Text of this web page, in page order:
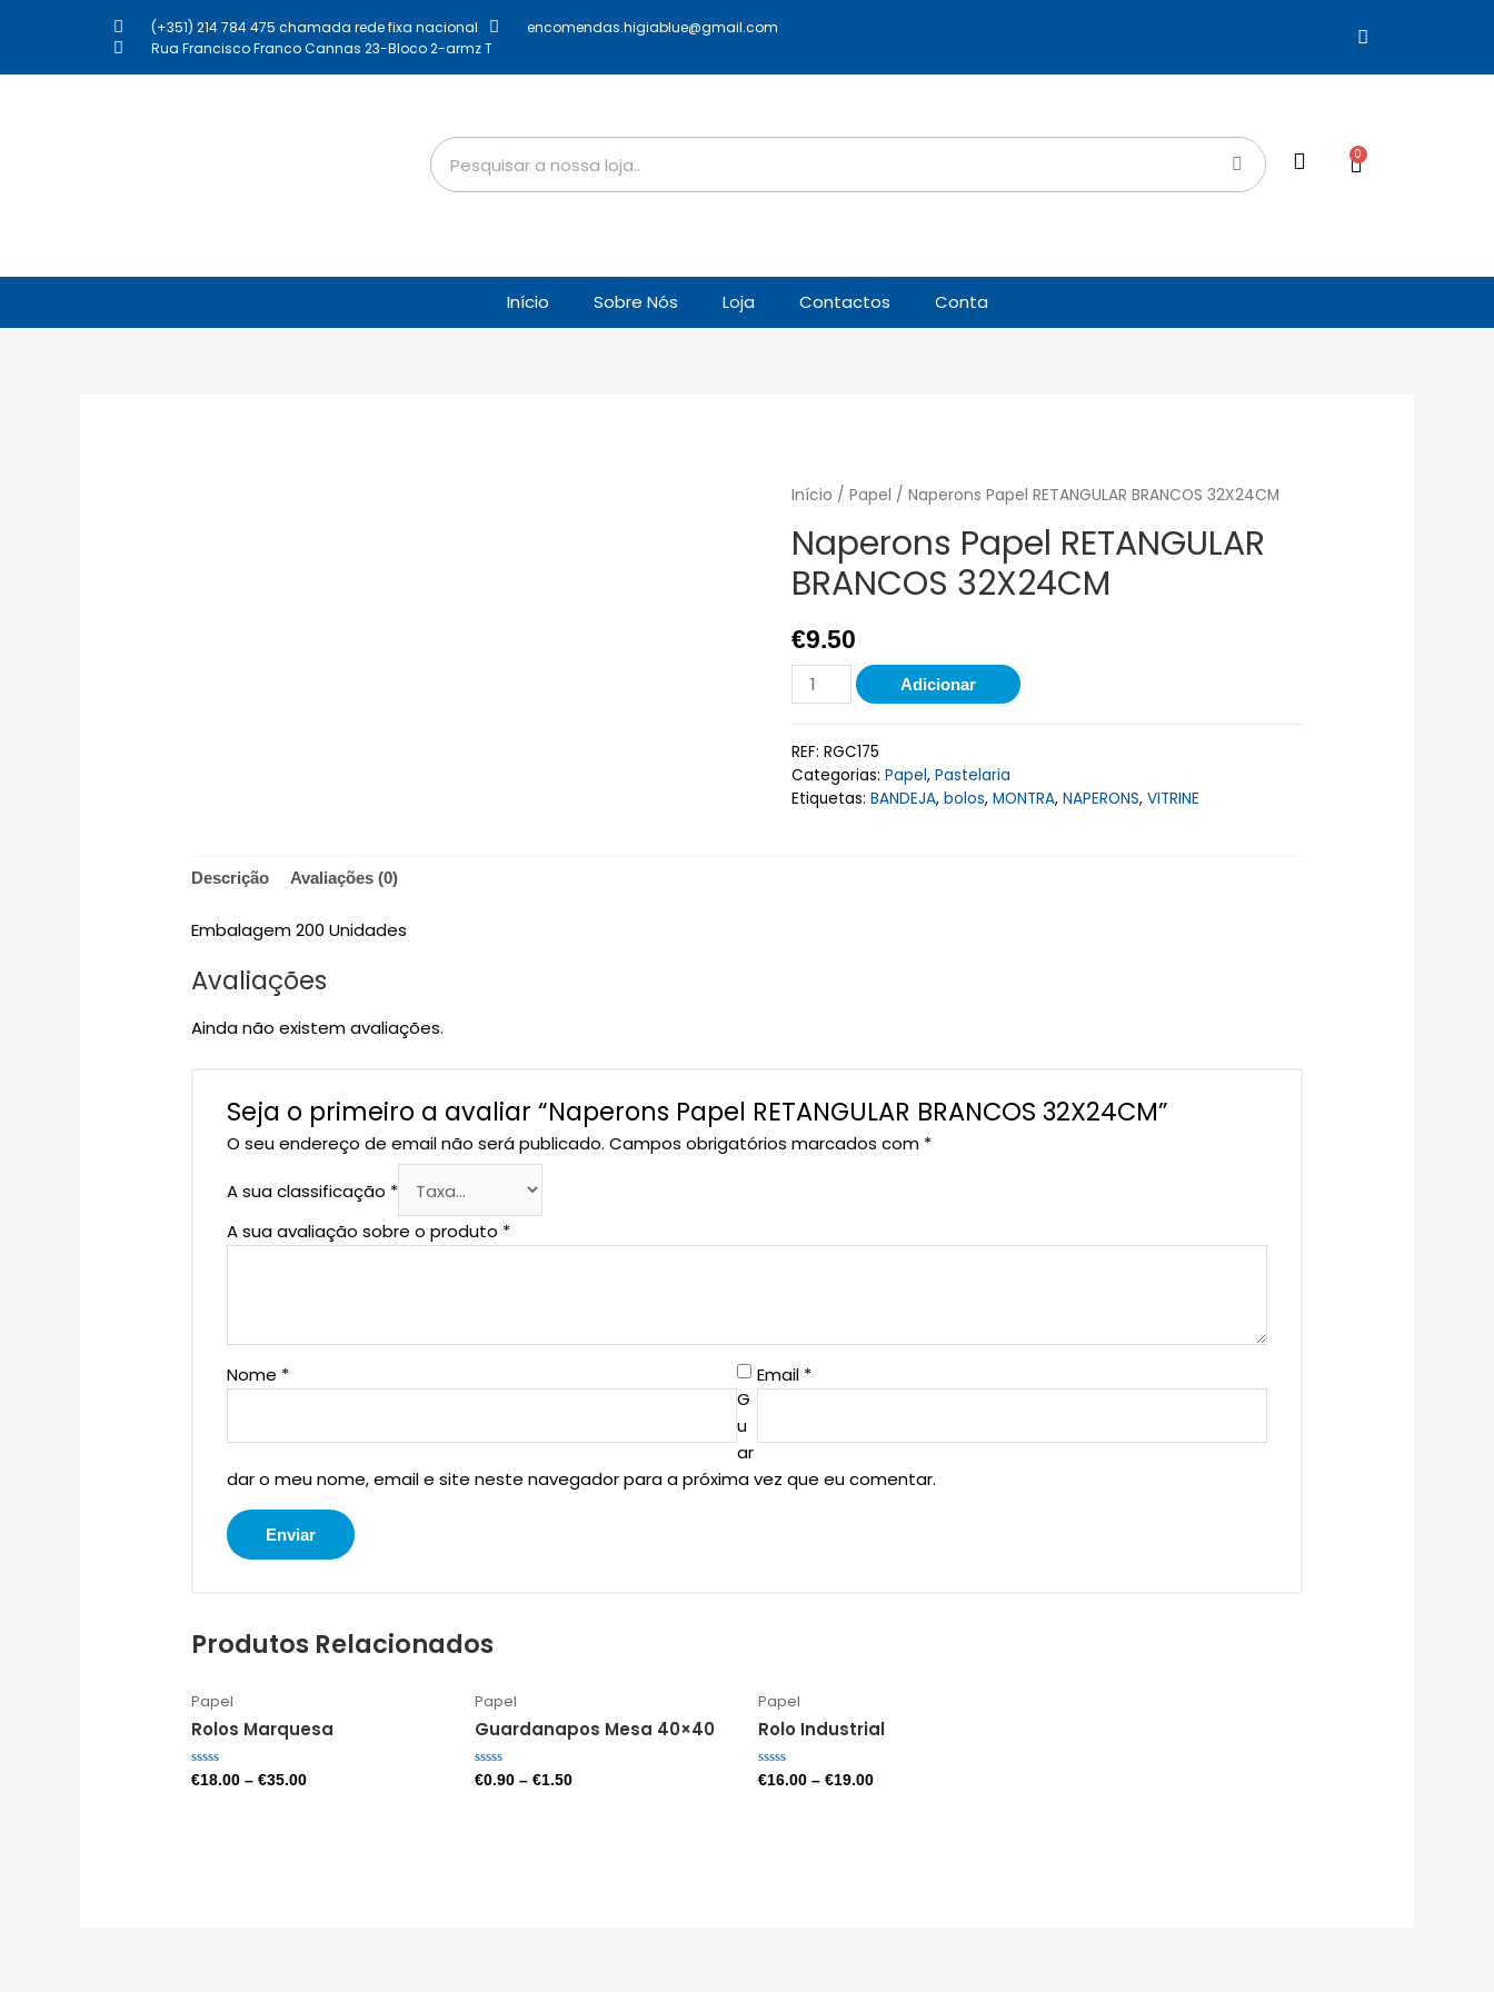
(+351) 214 784 475 chamada rede fixa nacional
encomendas.higiablue@gmail.com
Rua Francisco Franco Cannas 23-Bloco 2-armz T
0
Início Sobre Nós Loja Contactos Conta
Início / Papel / Naperons Papel RETANGULAR BRANCOS 32X24CM
Naperons Papel RETANGULAR
BRANCOS 32X24CM
€9.50
Adicionar
REF: RGC175
Categorias: Papel, Pastelaria
Etiquetas: BANDEJA, bolos, MONTRA, NAPERONS, VITRINE
Descrição Avaliações (0)
Embalagem 200 Unidades
Avaliações
Ainda não existem avaliações.
Seja o primeiro a avaliar “Naperons Papel RETANGULAR BRANCOS 32X24CM”
O seu endereço de email não será publicado. Campos obrigatórios marcados com *
A sua classificação *
A sua avaliação sobre o produto *
Nome * Email *
G
u
ar
dar o meu nome, email e site neste navegador para a próxima vez que eu comentar.
Produtos Relacionados
Papel
Rolos Marquesa
Avaliação
0
€18.00 –€35.00
Papel
Guardanapos Mesa 40×40
Avaliação
0
€0.90 –€1.50
Papel
Rolo Industrial
Avaliação
0
€16.00– €19.00